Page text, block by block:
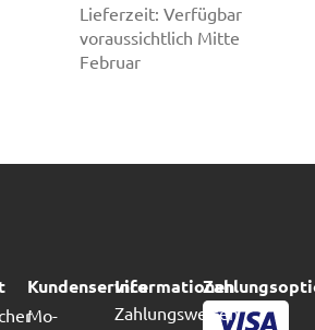
Lieferzeit:Verfügbar
voraussichtlich Mitte
Februar
Kundenservice
Mo-
Informationen
Zahlungsweisen